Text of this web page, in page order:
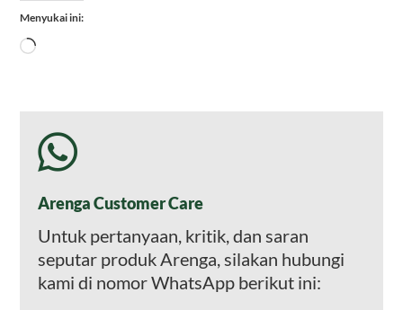
Menyukai ini:
Memuat...
Arenga Customer Care
Untuk pertanyaan, kritik, dan saran
seputar produk Arenga, silakan hubungi
kami di nomor WhatsApp berikut ini: